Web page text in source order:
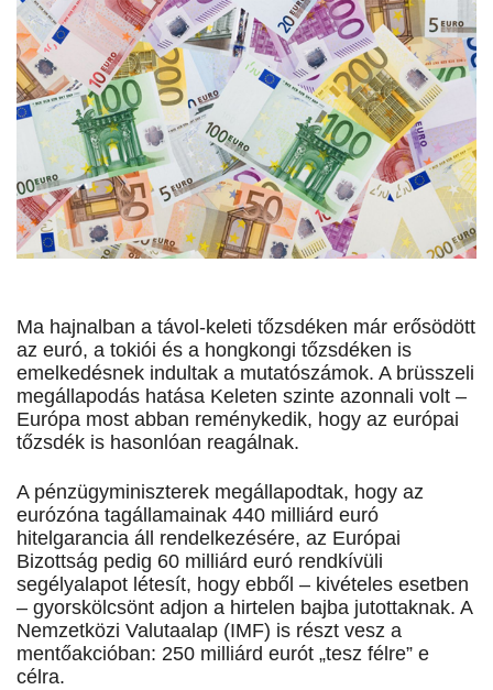
Ma hajnalban a távol-keleti tőzsdéken már erősödött
az euró, a tokiói és a hongkongi tőzsdéken is
emelkedésnek indultak a mutatószámok. A brüsszeli
megállapodás hatása Keleten szinte azonnali volt –
Európa most abban reménykedik, hogy az európai
tőzsdék is hasonlóan reagálnak.
A pénzügyminiszterek megállapodtak, hogy az
eurózóna tagállamainak 440 milliárd euró
hitelgarancia áll rendelkezésére, az Európai
Bizottság pedig 60 milliárd euró rendkívüli
segélyalapot létesít, hogy ebből – kivételes esetben
– gyorskölcsönt adjon a hirtelen bajba jutottaknak. A
Nemzetközi Valutaalap (IMF) is részt vesz a
mentőakcióban: 250 milliárd eurót „tesz félre” e
célra.